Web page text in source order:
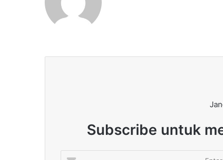
Subscribe untuk